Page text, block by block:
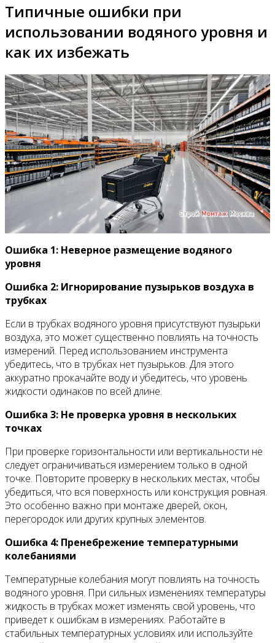
Типичные ошибки при
использовании водяного уровня и
как их избежать
Ошибка 1: Неверное размещение водяного
уровня
Ошибка 2: Игнорирование пузырьков воздуха в
трубках
Если в трубках водяного уровня присутствуют пузырьки
воздуха, это может существенно повлиять на точность
измерений. Перед использованием инструмента
убедитесь, что в трубках нет пузырьков. Для этого
аккуратно прокачайте воду и убедитесь, что уровень
жидкости одинаков по всей длине.
Ошибка 3: Не проверка уровня в нескольких
точках
При проверке горизонтальности или вертикальности не
следует ограничиваться измерением только в одной
точке. Повторите проверку в нескольких местах, чтобы
убедиться, что вся поверхность или конструкция ровная.
Это особенно важно при монтаже дверей, окон,
перегородок или других крупных элементов.
Ошибка 4: Пренебрежение температурными
колебаниями
Температурные колебания могут повлиять на точность
водяного уровня. При сильных изменениях температуры
жидкость в трубках может изменять свой уровень, что
приведет к ошибкам в измерениях. Работайте в
стабильных температурных условиях или используйте